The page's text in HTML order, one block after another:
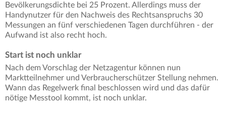
Bevölkerungsdichte bei 25 Prozent. Allerdings muss der
Handynutzer für den Nachweis des Rechtsanspruchs 30
Messungen an fünf verschiedenen Tagen durchführen - der
Aufwand ist also recht hoch.
Start ist noch unklar
Nach dem Vorschlag der Netzagentur können nun
Marktteilnehmer und Verbraucherschützer Stellung nehmen.
Wann das Regelwerk final beschlossen wird und das dafür
nötige Messtool kommt, ist noch unklar.